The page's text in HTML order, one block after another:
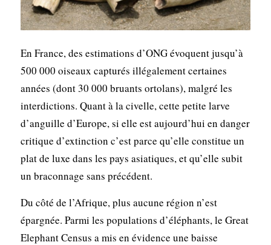
En France, des estimations d’ONG évoquent jusqu’à
500 000 oiseaux capturés illégalement certaines
années (dont 30 000 bruants ortolans), malgré les
interdictions. Quant à la civelle, cette petite larve
d’anguille d’Europe, si elle est aujourd’hui en danger
critique d’extinction c’est parce qu’elle constitue un
plat de luxe dans les pays asiatiques, et qu’elle subit
un braconnage sans précédent.
Du côté de l’Afrique, plus aucune région n’est
épargnée. Parmi les populations d’éléphants, le Great
Elephant Census a mis en évidence une baisse